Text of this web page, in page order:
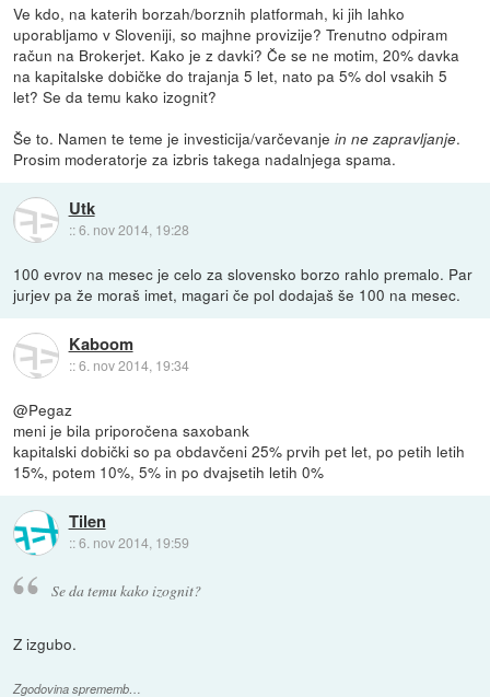
Ve kdo, na katerih borzah/borznih platformah, ki jih lahko
uporabljamo v Sloveniji, so majhne provizije? Trenutno odpiram
račun na Brokerjet. Kako je z davki? Če se ne motim, 20% davka
na kapitalske dobičke do trajanja 5 let, nato pa 5% dol vsakih 5
let? Se da temu kako izognit?
Še to. Namen te teme je investicija/varčevanjein ne zapravljanje.
Prosim moderatorje za izbris takega nadalnjega spama.
Utk
::6. nov 2014, 19:28
100 evrov na mesec je celo za slovensko borzo rahlo premalo. Par
jurjev pa že moraš imet, magari če pol dodajaš še 100 na mesec.
Kaboom
::6. nov 2014, 19:34
@Pegaz
meni je bila priporočena saxobank
kapitalski dobički so pa obdavčeni 25% prvih pet let, po petih letih
15%, potem 10%, 5% in po dvajsetih letih 0%
Tilen
::6. nov 2014, 19:59
Se da temu kako izognit?
Z izgubo.
Zgodovina sprememb…